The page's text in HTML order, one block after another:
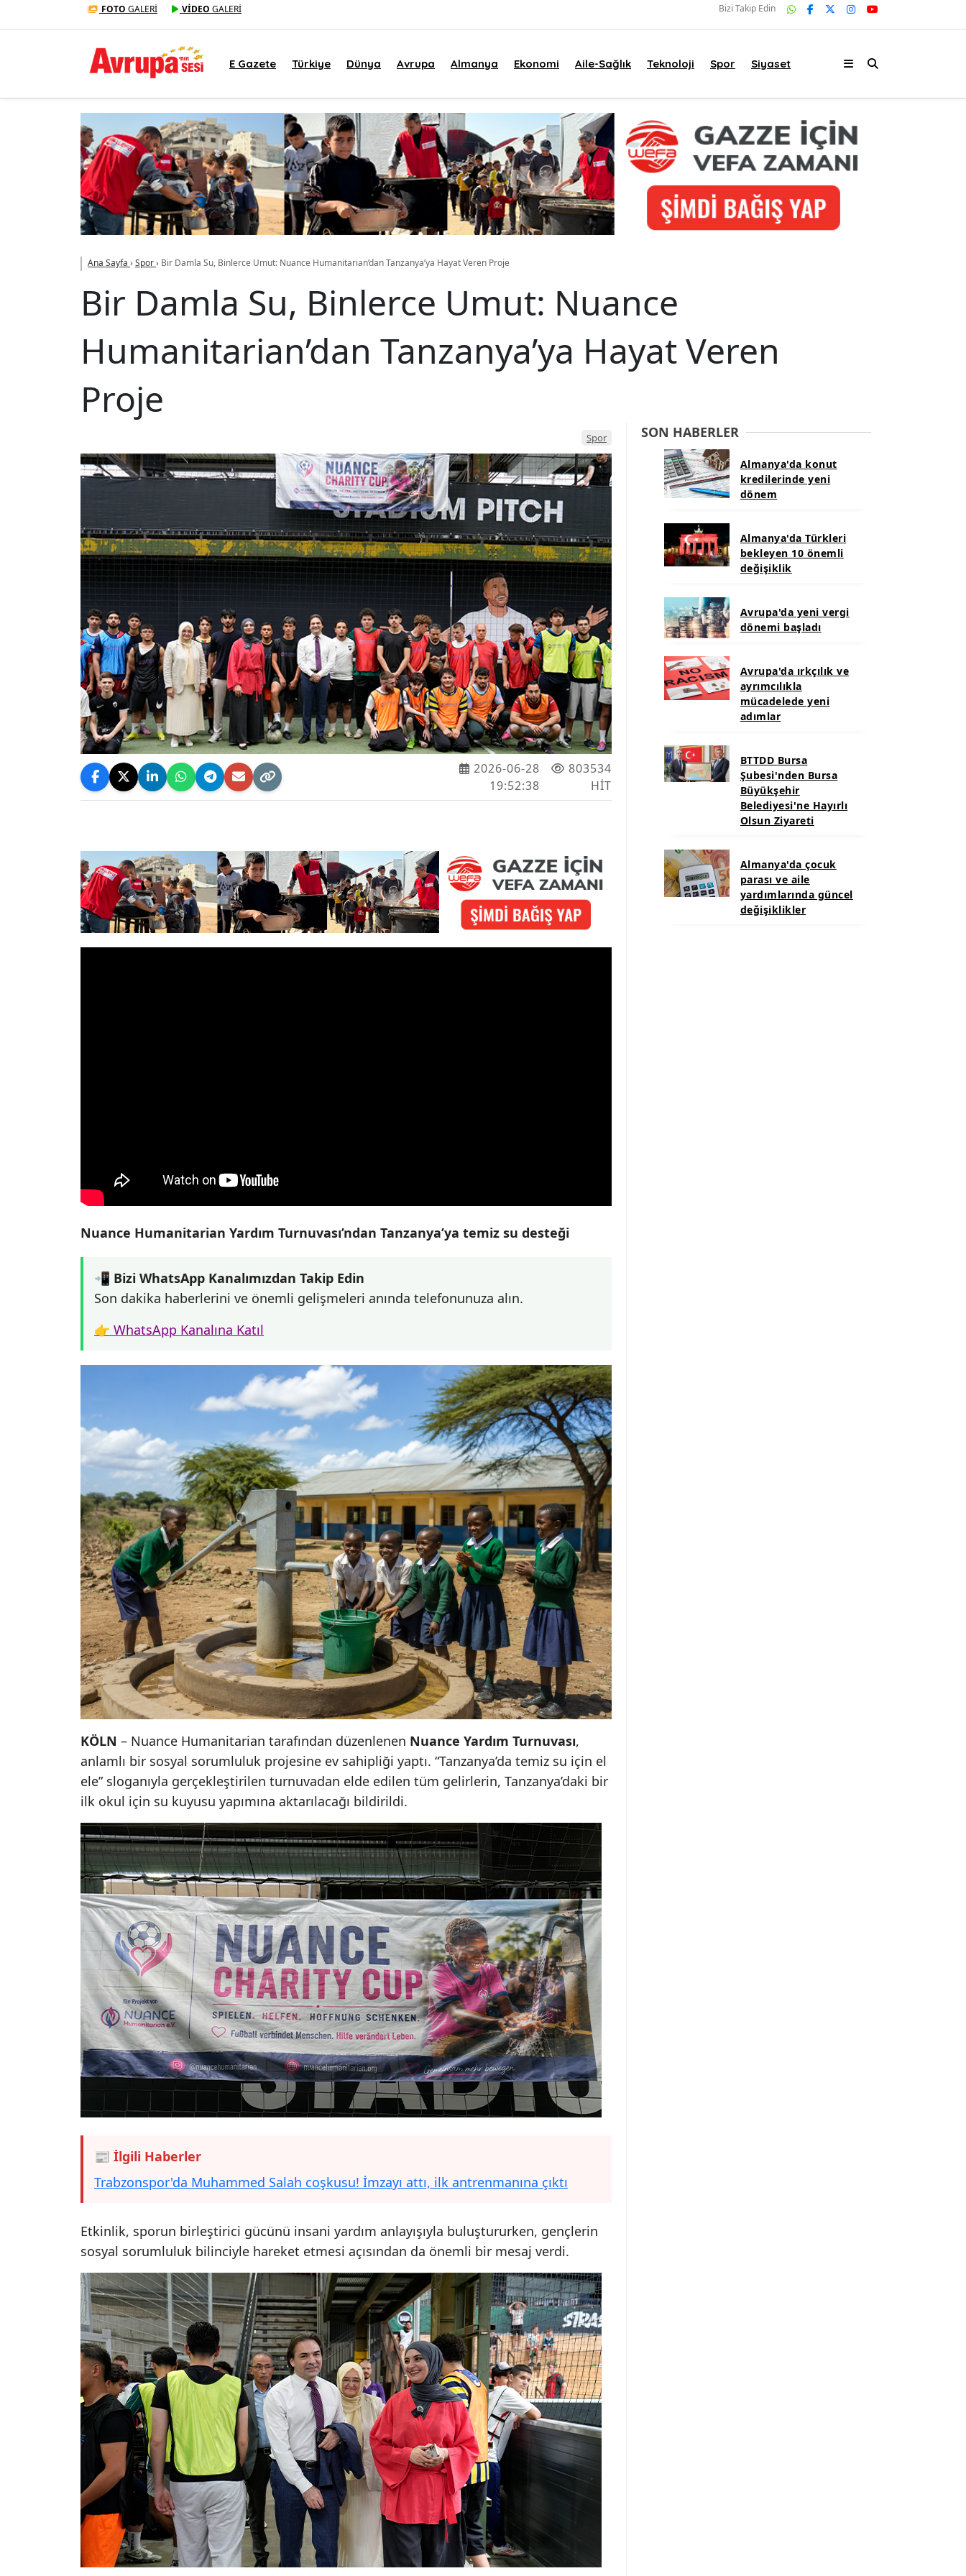
FOTO GALERİ VİDEO GALERİ Bizi Takip Edin
E Gazete Türkiye Dünya Avrupa Almanya Ekonomi Aile-Sağlık Teknoloji Spor Siyaset
Ana Sayfa › Spor› Bir Damla Su, Binlerce Umut: Nuance Humanitarian’dan Tanzanya’ya Hayat Veren Proje
Bir Damla Su, Binlerce Umut: Nuance
Humanitarian’dan Tanzanya’ya Hayat Veren
Proje
Spor
2026-06-28
19:52:38
803534
HIT
Nuance Humanitarian Yardım Turnuvası’ndan Tanzanya’ya temiz su desteği
📲 Bizi WhatsApp Kanalımızdan Takip Edin
Son dakika haberlerini ve önemli gelişmeleri anında telefonunuza alın.
👉 WhatsApp Kanalına Katıl
KÖLN – Nuance Humanitarian tarafından düzenlenen Nuance Yardım Turnuvası,
anlamlı bir sosyal sorumluluk projesine ev sahipliği yaptı. “Tanzanya’da temiz su için el
ele” sloganıyla gerçekleştirilen turnuvadan elde edilen tüm gelirlerin, Tanzanya’daki bir
ilk okul için su kuyusu yapımına aktarılacağı bildirildi.
📰 İlgili Haberler
Trabzonspor'da Muhammed Salah coşkusu! İmzayı attı, ilk antrenmanına çıktı
Etkinlik, sporun birleştirici gücünü insani yardım anlayışıyla buluştururken, gençlerin
sosyal sorumluluk bilinciyle hareket etmesi açısından da önemli bir mesaj verdi.
SON HABERLER
Almanya'da konut
kredilerinde yeni
dönem
Almanya'da Türkleri
bekleyen 10 önemli
değişiklik
Avrupa'da yeni vergi
dönemi başladı
Avrupa'da ırkçılık ve
ayrımcılıkla
mücadelede yeni
adımlar
BTTDD Bursa
Şubesi'nden Bursa
Büyükşehir
Belediyesi'ne Hayırlı
Olsun Ziyareti
Almanya'da çocuk
parası ve aile
yardımlarında güncel
değişiklikler